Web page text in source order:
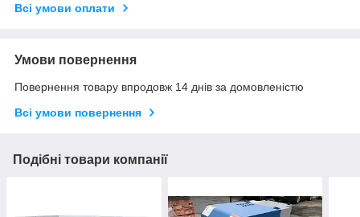
Всі умови оплати
Умови повернення
Повернення товару впродовж 14 днів за домовленістю
Всі умови повернення
Подібні товари компанії